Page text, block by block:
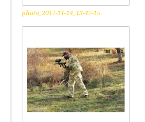
photo_2017-11-14_13-47-15